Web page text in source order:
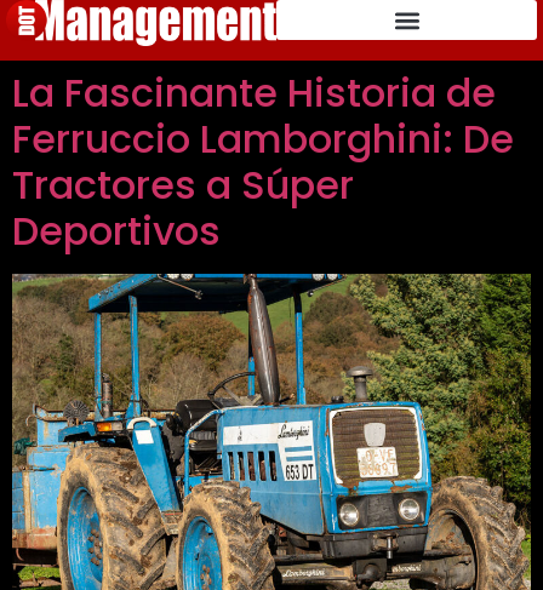
La Fascinante Historia de
Ferruccio Lamborghini: De
Tractores a Súper
Deportivos